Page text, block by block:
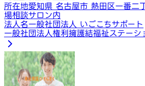
所在地愛知県 名古屋市 熱田区一番二
場相談サロン内
法人名一般社団法人 いごこちサポート
一般社団法人権利擁護結福祉ステーシ